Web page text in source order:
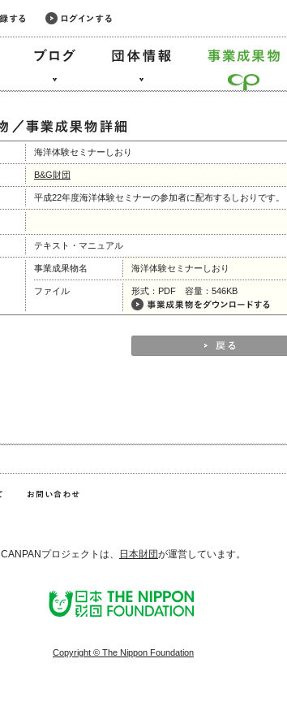
海洋体験セミナーしおり
B&G財団
平成22年度海洋体験セミナーの参加者に配布するしおりです。
テキスト・マニュアル
事業成果物名 海洋体験セミナーしおり
ファイル 形式：PDF 容量：546KB
CANPANプロジェクトは、 日本財団が運営しています。
Copyright © The Nippon Foundation